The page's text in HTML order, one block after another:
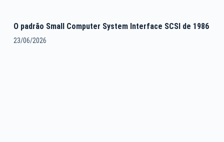
O padrão Small Computer System Interface SCSI de 1986
23/06/2026